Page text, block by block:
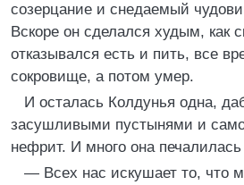
созерцание и снедаемый
Вскоре он сделался худым, как
отказывался есть и пить, все
сокровище, а потом умер.
И осталась Колдунья одна,
засушливыми пустынями и
нефрит. И много она
— Всех нас искушает то, что